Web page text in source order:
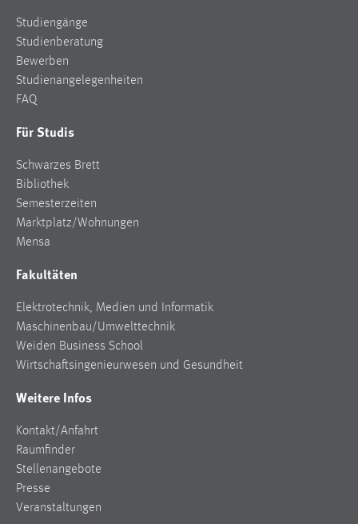
Studiengänge
Studienberatung
Bewerben
Studienangelegenheiten
FAQ
Für Studis
Schwarzes Brett
Bibliothek
Semesterzeiten
Marktplatz/Wohnungen
Mensa
Fakultäten
Elektrotechnik, Medien und Informatik
Maschinenbau/Umwelttechnik
Weiden Business School
Wirtschaftsingenieurwesen und Gesundheit
Weitere Infos
Kontakt/Anfahrt
Raumfinder
Stellenangebote
Presse
Veranstaltungen